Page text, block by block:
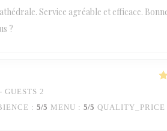
Service agréable et efficace.
?
GUESTS 2
: 5/5 MENU : 5/5 QUALITY_PRICE